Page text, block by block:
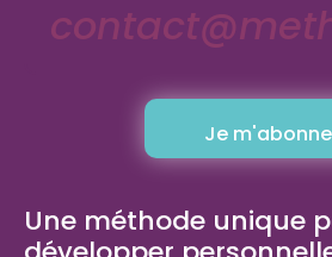
Une méthode unique